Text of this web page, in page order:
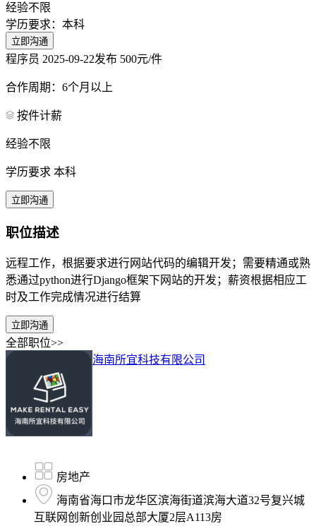
经验不限
学历要求：本科
立即沟通
程序员 2025-09-22发布 500元/件
合作周期：6个月以上
按件计薪
经验不限
学历要求 本科
立即沟通
职位描述
远程工作，根据要求进行网站代码的编辑开发；需要精通或熟
悉通过python进行Django框架下网站的开发；薪资根据相应工
时及工作完成情况进行结算
立即沟通
全部职位>>
海南所宜科技有限公司
房地产
海南省海口市龙华区滨海街道滨海大道32号复兴城
互联网创新创业园总部大厦2层A113房